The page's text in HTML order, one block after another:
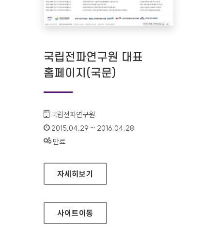
국립전파연구원 대표
홈페이지(국문)
기관명 :
국립전파연구원
인증기간 :
2015.04.29 ~ 2016.04.28
상태 :
만료
국립전파연구원 대표 홈페이지(국문)
자세히보기
사이트이동